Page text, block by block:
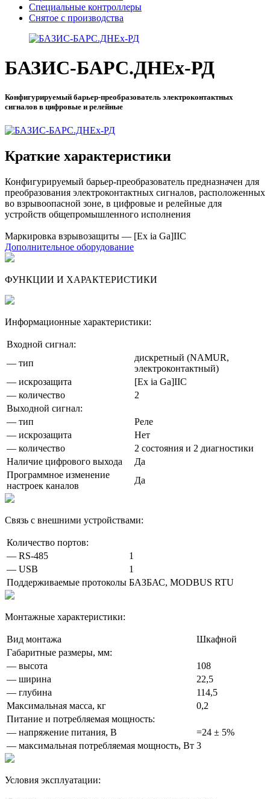
Специальные контроллеры
Снятое с производства
БАЗИС-БАРС.ДНEx-РД
Конфигурируемый барьер-преобразователь электроконтактных
сигналов в цифровые и релейные
Краткие характеристики
Конфигурируемый барьер-преобразователь предназначен для
преобразования электроконтактных сигналов, расположенных
во взрывоопасной зоне, в цифровые и релейные для
устройств общепромышленного исполнения
Маркировка взрывозащиты — [Ex ia Ga]IIC
Дополнительное оборудование
ФУНКЦИИ И ХАРАКТЕРИСТИКИ
Информационные характеристики:
Входной сигнал:
— тип
дискретный (NAMUR,
электроконтактный)
— искрозащита
[Ex ia Ga]IIC
— количество
2
Выходной сигнал:
— тип
Реле
— искрозащита
Нет
— количество
2 состояния и 2 диагностики
Наличие цифрового выхода
Да
Программное изменение
настроек каналов
Да
Связь с внешними устройствами:
Количество портов:
— RS-485
1
— USB
1
Поддерживаемые протоколы БАЗБАС, MODBUS RTU
Монтажные характеристики:
Вид монтажа
Шкафной
Габаритные размеры, мм:
— высота
108
— ширина
22,5
— глубина
114,5
Максимальная масса, кг
0,2
Питание и потребляемая мощность:
— напряжение питания, В
=24 ± 5%
— максимальная потребляемая мощность, Вт 3
Условия эксплуатации: